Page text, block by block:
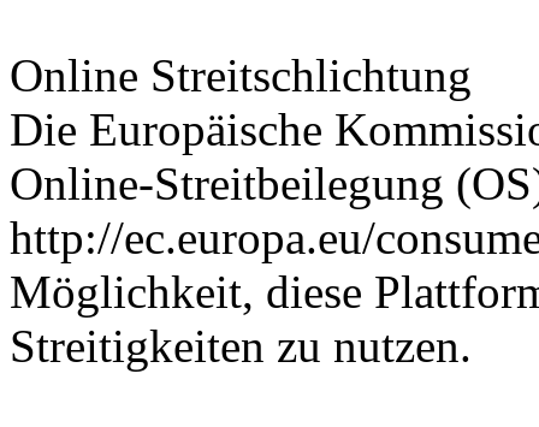
Online Streitschlichtung
Die Europäische
Online-Streitbeilegung
http://ec.europa.eu/
Möglichkeit, diese
Streitigkeiten zu nutzen.